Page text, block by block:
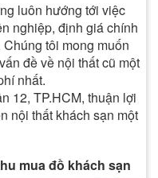
luôn hướng tới việc
nghiệp, định giá chính
tôi mong muốn
đề về nội thất cũ một
nhất.
12, TP.HCM, thuận lợi
nội thất khách sạn một
mua đồ khách sạn